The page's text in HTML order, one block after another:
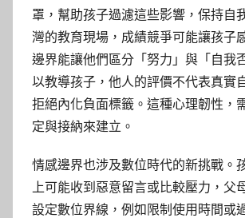
罩，幫助孩子過濾這些影響，保持自
灣的教育現場，成績競爭可能讓孩子
邊界能讓他們區分「努力」與「自我
以教導孩子，他人的評價不代表真實
拒絕內化負面標籤。這種心理韌性，
定與接納來建立。
情感邊界也涉及數位時代的新挑戰。
上可能收到惡意留言或比較壓力，父
設定數位界線，例如限制使用時間或